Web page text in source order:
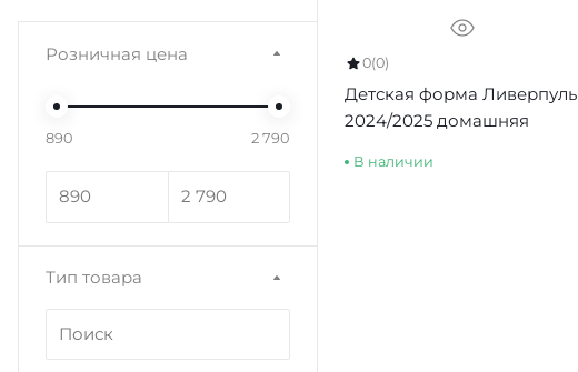
Розничная цена
890 2 790
Тип товара
0(0)
Детская форма Ливерпуль
2024/2025 домашняя
В наличии